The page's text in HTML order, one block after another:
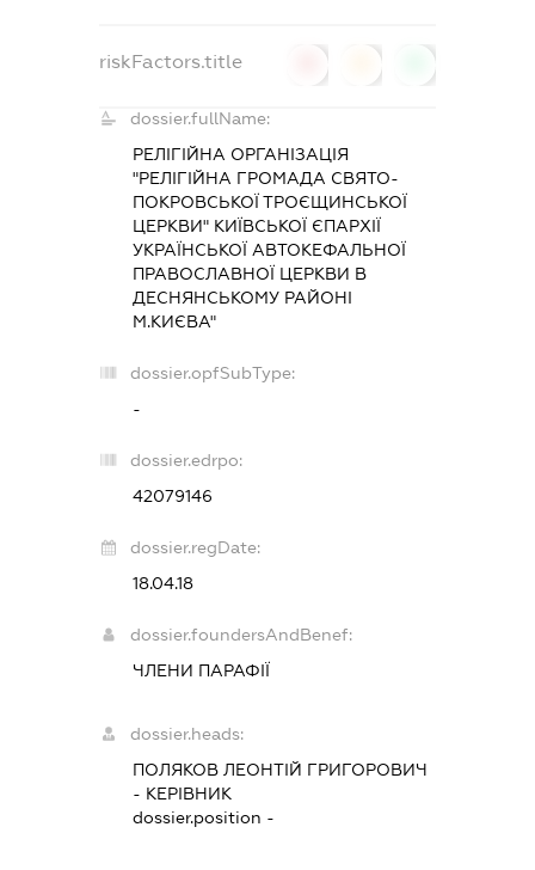
riskFactors.title
dossier.fullName:
РЕЛІГІЙНА ОРГАНІЗАЦІЯ
"РЕЛІГІЙНА ГРОМАДА СВЯТО-
ПОКРОВСЬКОЇ ТРОЄЩИНСЬКОЇ
ЦЕРКВИ" КИЇВСЬКОЇ ЄПАРХІЇ
УКРАЇНСЬКОЇ АВТОКЕФАЛЬНОЇ
ПРАВОСЛАВНОЇ ЦЕРКВИ В
ДЕСНЯНСЬКОМУ РАЙОНІ
М.КИЄВА"
dossier.opfSubType:
-
dossier.edrpo:
42079146
dossier.regDate:
18.04.18
dossier.foundersAndBenef:
ЧЛЕНИ ПАРАФІЇ
dossier.heads:
ПОЛЯКОВ ЛЕОНТІЙ ГРИГОРОВИЧ
- КЕРІВНИК
dossier.position -